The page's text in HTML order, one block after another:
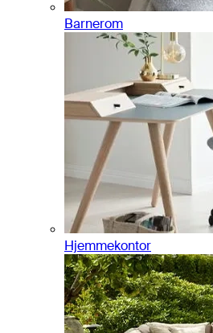
Barnerom
Hjemmekontor